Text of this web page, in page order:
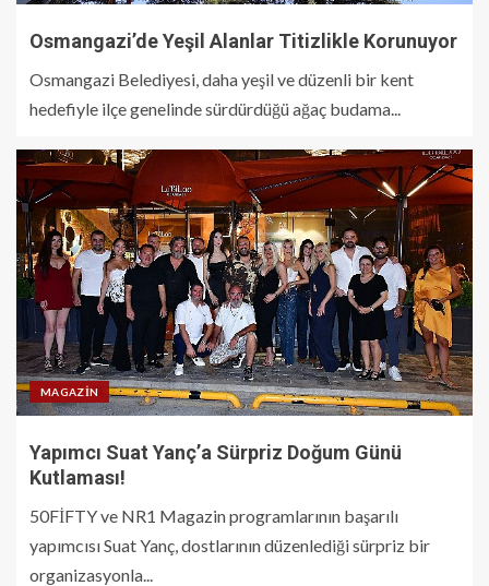
Osmangazi’de Yeşil Alanlar Titizlikle Korunuyor
Osmangazi Belediyesi, daha yeşil ve düzenli bir kent
hedefiyle ilçe genelinde sürdürdüğü ağaç budama...
MAGAZIN
Yapımcı Suat Yanç’a Sürpriz Doğum Günü
Kutlaması!
50FİFTY ve NR1 Magazin programlarının başarılı
yapımcısı Suat Yanç, dostlarının düzenlediği sürpriz bir
organizasyonla...